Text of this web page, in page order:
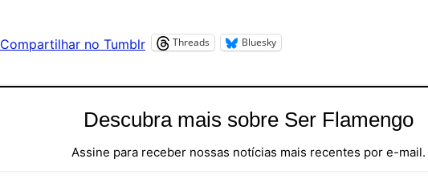
Compartilhar no Tumblr Threads Bluesky
Descubra mais sobre Ser Flamengo
Assine para receber nossas notícias mais recentes por e-mail.